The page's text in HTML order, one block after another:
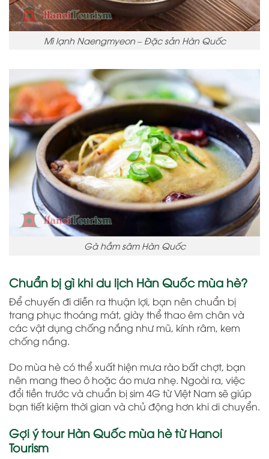
Mì lạnh Naengmyeon – Đặc sản Hàn Quốc
Gà hầm sâm Hàn Quốc
Chuẩn bị gì khi du lịch Hàn Quốc mùa hè?
Để chuyến đi diễn ra thuận lợi, bạn nên chuẩn bị
trang phục thoáng mát, giày thể thao êm chân và
các vật dụng chống nắng như mũ, kính râm, kem
chống nắng.
Do mùa hè có thể xuất hiện mưa rào bất chợt, bạn
nên mang theo ô hoặc áo mưa nhẹ. Ngoài ra, việc
đổi tiền trước và chuẩn bị sim 4G từ Việt Nam sẽ giúp
bạn tiết kiệm thời gian và chủ động hơn khi di chuyển.
Gợi ý tour Hàn Quốc mùa hè từ Hanoi
Tourism